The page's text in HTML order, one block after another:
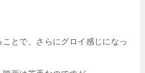
とで、さらにグロイ感じになっ